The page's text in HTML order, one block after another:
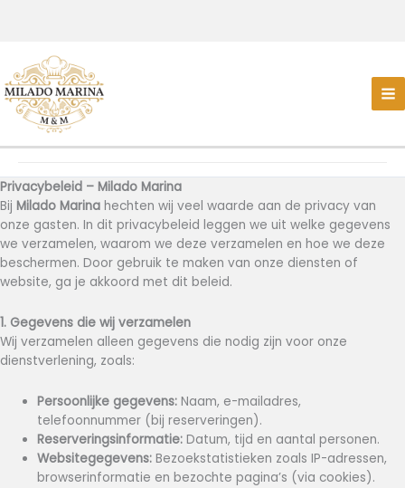
Privacybeleid – Milado Marina
Bij Milado Marina hechten wij veel waarde aan de privacy van
onze gasten. In dit privacybeleid leggen we uit welke gegevens
we verzamelen, waarom we deze verzamelen en hoe we deze
beschermen. Door gebruik te maken van onze diensten of
website, ga je akkoord met dit beleid.
1. Gegevens die wij verzamelen
Wij verzamelen alleen gegevens die nodig zijn voor onze
dienstverlening, zoals:
Persoonlijke gegevens: Naam, e-mailadres,
telefoonnummer (bij reserveringen).
Reserveringsinformatie: Datum, tijd en aantal personen.
Websitegegevens: Bezoekstatistieken zoals IP-adressen,
browserinformatie en bezochte pagina’s (via cookies).